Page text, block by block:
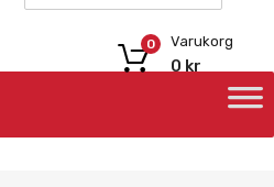
Varukorg
0 kr
0